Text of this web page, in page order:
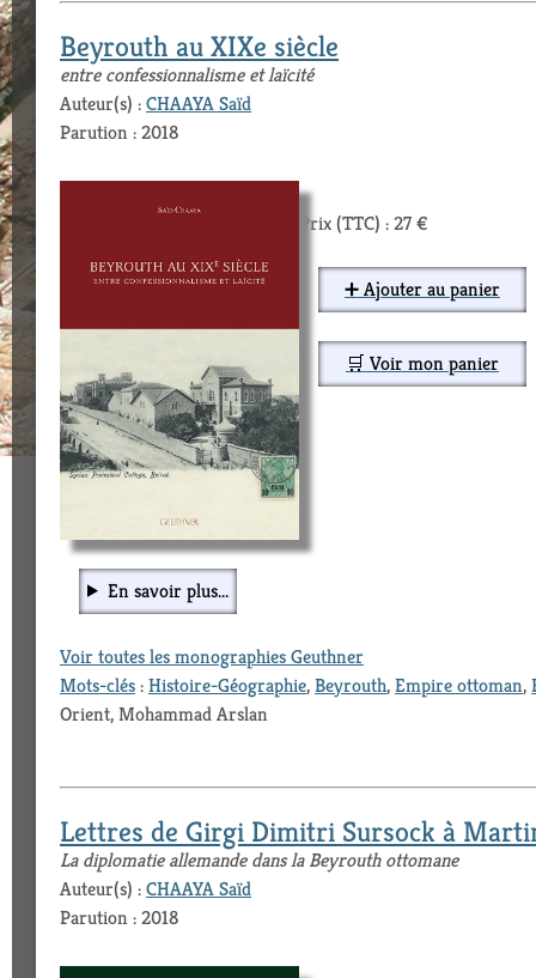
Beyrouth au XIXe siècle
entre confessionnalisme et laïcité
Auteur(s) :CHAAYA Saïd
Parution : 2018
Prix (TTC) : 27 €
➕ Ajouter au panier
🛒 Voir mon panier
En savoir plus...
Voir toutes les monographies Geuthner
Mots-clés:Histoire-Géographie,Beyrouth,Empire ottoman,
Orient, Mohammad Arslan
Lettres de Girgi Dimitri Sursock à
La diplomatie allemande dans la Beyrouth ottomane
Auteur(s) :CHAAYA Saïd
Parution : 2018